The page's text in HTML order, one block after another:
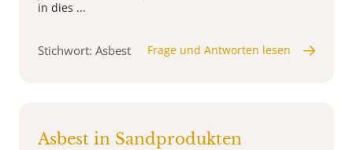
in dies ...
Stichwort: Asbest Frage und Antworten lesen
Asbest in Sandprodukten